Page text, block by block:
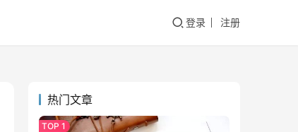
登录 注册
热门文章